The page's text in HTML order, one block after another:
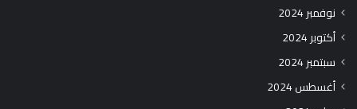
نوفمبر 2024
أكتوبر 2024
سبتمبر 2024
أغسطس 2024